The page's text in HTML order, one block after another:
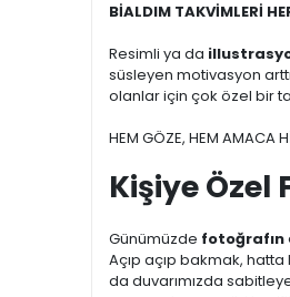
BİALDIM TAKVİMLERİ
Resimli ya da
süsleyen motivasyon
olanlar için çok özel bir
HEM GÖZE, HEM AMACA
Kişiye Özel
Günümüzde fotoğrafın
Açıp açıp bakmak,
da duvarımızda